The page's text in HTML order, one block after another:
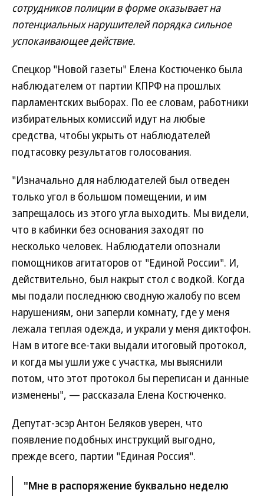
сотрудников полиции в форме оказывает на
потенциальных нарушителей порядка сильное
успокаивающее действие.
Спецкор "Новой газеты" Елена Костюченко была
наблюдателем от партии КПРФ на прошлых
парламентских выборах. По ее словам, работники
избирательных комиссий идут на любые
средства, чтобы укрыть от наблюдателей
подтасовку результатов голосования.
"Изначально для наблюдателей был отведен
только угол в большом помещении, и им
запрещалось из этого угла выходить. Мы видели,
что в кабинки без основания заходят по
несколько человек. Наблюдатели опознали
помощников агитаторов от "Единой России". И,
действительно, был накрыт стол с водкой. Когда
мы подали последнюю сводную жалобу по всем
нарушениям, они заперли комнату, где у меня
лежала теплая одежда, и украли у меня диктофон.
Нам в итоге все-таки выдали итоговый протокол,
и когда мы ушли уже с участка, мы выяснили
потом, что этот протокол бы переписан и данные
изменены", — рассказала Елена Костюченко.
Депутат-эсэр Антон Беляков уверен, что
появление подобных инструкций выгодно,
прежде всего, партии "Единая Россия".
"Мне в распоряжение буквально неделю